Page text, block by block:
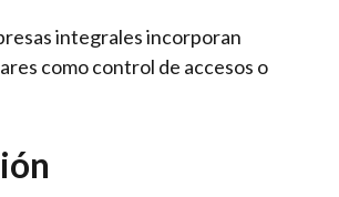
integrales incorporan
como control de accesos o